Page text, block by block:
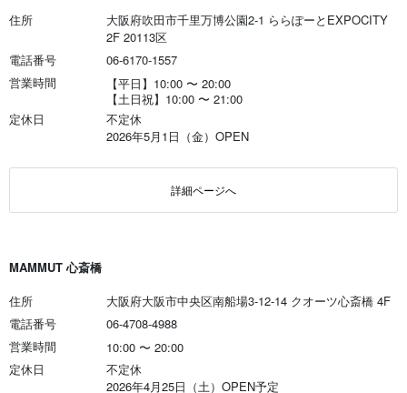
住所
大阪府吹田市千里万博公園2-1 ららぽーとEXPOCITY
2F 20113区
電話番号
06-6170-1557
営業時間
【平日】10:00 〜 20:00
【土日祝】10:00 〜 21:00
定休日
不定休
2026年5月1日（金）OPEN
詳細ページへ
MAMMUT 心斎橋
住所
大阪府大阪市中央区南船場3-12-14 クオーツ心斎橋 4F
電話番号
06-4708-4988
営業時間
10:00 〜 20:00
定休日
不定休
2026年4月25日（土）OPEN予定